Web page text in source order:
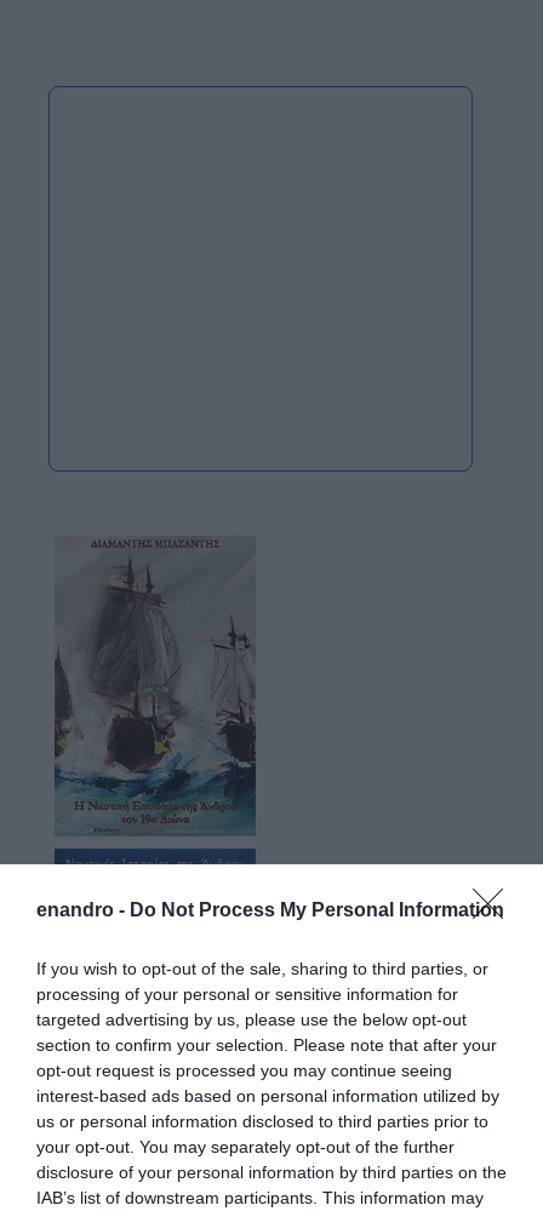
enandro - Do Not Process My Personal Information
If you wish to opt-out of the sale, sharing to third parties, or
processing of your personal or sensitive information for
targeted advertising by us, please use the below opt-out
section to confirm your selection. Please note that after your
opt-out request is processed you may continue seeing
interest-based ads based on personal information utilized by
us or personal information disclosed to third parties prior to
your opt-out. You may separately opt-out of the further
disclosure of your personal information by third parties on the
IAB’s list of downstream participants. This information may